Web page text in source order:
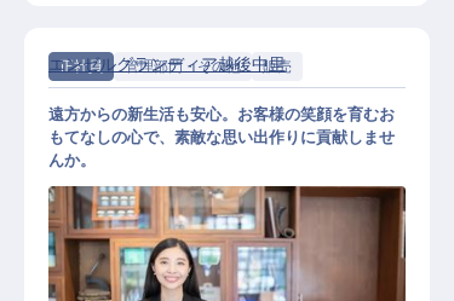
正社員 管理部門・その他 販売
エンゼルグランディア越後中里
遠方からの新生活も安心。お客様の笑顔を育むお
もてなしの心で、素敵な思い出作りに貢献しませ
んか。